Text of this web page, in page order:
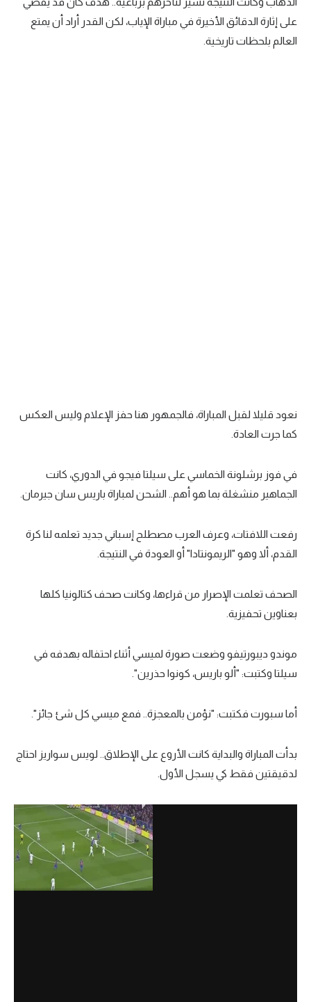
على إثارة الدقائق الأخيرة في مباراة الإياب، لكن القدر أراد أن يمتع
العالم بلحظات تاريخية.
نعود قليلا لقبل المباراة، فالجمهور هنا حفز الإعلام وليس العكس
كما جرت العادة.
في فوز برشلونة الخماسي على سيلتا فيجو في الدوري، كانت
الجماهير منشغلة بما هو أهم.. الشحن لمباراة باريس سان جيرمان.
رفعت اللافتات، وعرف العرب مصطلح إسباني جديد تعلمه لنا كرة
القدم، ألا وهو "الريمونتادا" أو العودة في النتيجة.
الصحف تعلمت الإصرار من قراءها، وكانت صحف كتالونيا كلها
بعناوين تحفيزية.
موندو ديبورتيفو وضعت صورة لميسي أثناء احتفاله بهدفه في
سيلتا وكتبت: "ألو باريس، كونوا حذرين".
أما سبورت فكتبت: "نؤمن بالمعجزة.. فمع ميسي كل شئ جائز".
بدأت المباراة والبداية كانت الأروع على الإطلاق.. لويس سواريز احتاج
لدقيقتين فقط كي يسجل الأول.